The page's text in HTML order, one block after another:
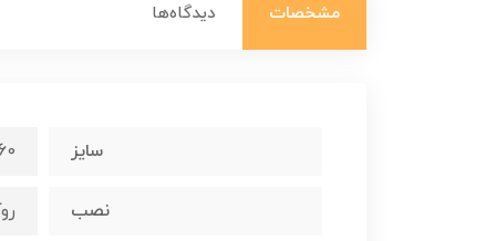
مشخصات دیدگاه‌ها
سایز
نصب